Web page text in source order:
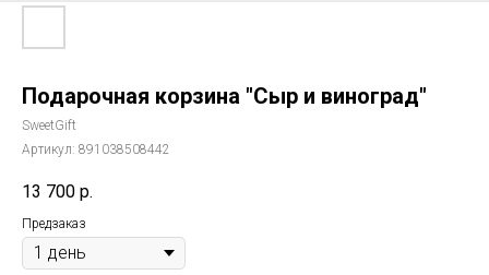
Подарочная корзина "Сыр и виноград"
SweetGift
Артикул: 891038508442
13 700 р.
Предзаказ